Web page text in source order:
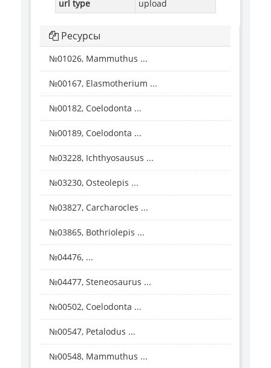
url type
upload
Ресурсы
№01026, Mammuthus ...
№00167, Elasmotherium ...
№00182, Coelodonta ...
№00189, Coelodonta ...
№03228, Ichthyosausus ...
№03230, Osteolepis ...
№03827, Carcharocles ...
№03865, Bothriolepis ...
№04476, ...
№04477, Steneosaurus ...
№00502, Coelodonta ...
№00547, Petalodus ...
№00548, Mammuthus ...